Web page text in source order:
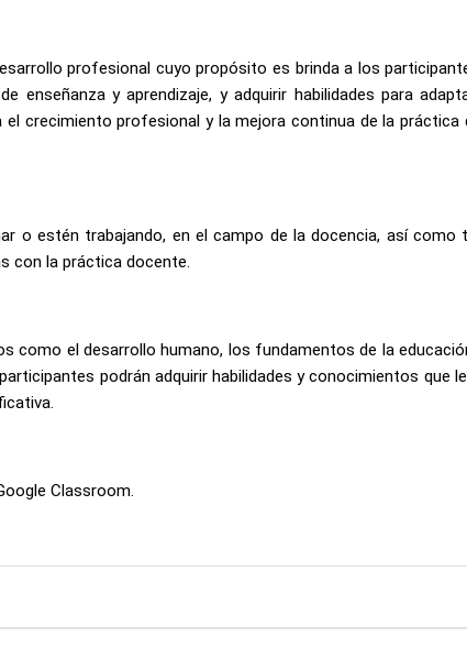
profesional cuyo propósito es brinda a los
enseñanza y aprendizaje, y adquirir habilidades para
crecimiento profesional y la mejora continua de la
o estén trabajando, en el campo de la docencia, así
con la práctica docente.
como el desarrollo humano, los fundamentos de la
podrán adquirir habilidades y conocimientos
Classroom.